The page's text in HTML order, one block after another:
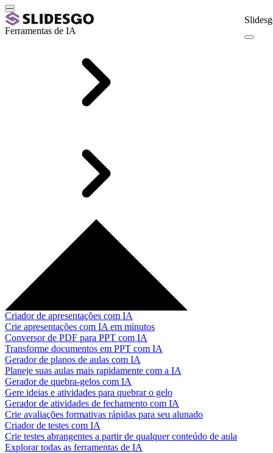
Ferramentas de IA
Criador de apresentações com IA
Crie apresentações com IA em minutos
Conversor de PDF para PPT com IA
Transforme documentos em PPT com IA
Gerador de planos de aulas com IA
Planeje suas aulas mais rapidamente com a IA
Gerador de quebra-gelos com IA
Gere ideias e atividades para quebrar o gelo
Gerador de atividades de fechamento com IA
Crie avaliações formativas rápidas para seu alunado
Criador de testes com IA
Crie testes abrangentes a partir de qualquer conteúdo de aula
Explorar todas as ferramentas de IA